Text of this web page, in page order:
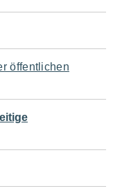
öffentlichen